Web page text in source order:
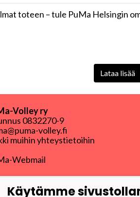
toteen – tule PuMa Helsingin
Lataa lisää
Volley ry
0832270-9
volley.fi
muihin yhteystietoihin
Webmail
Käytämme